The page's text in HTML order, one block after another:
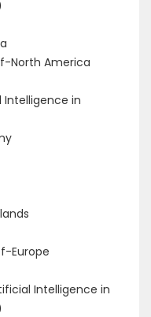
America
in
Intelligence in